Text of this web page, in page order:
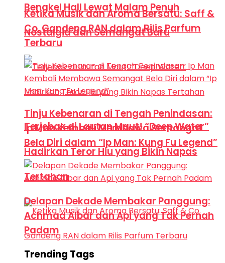
Bengkel Hall Lewat Malam Penuh
Nostalgia dan Semangat Baru
Terjebak di Lautan Maut! “Deep Water”
Hadirkan Teror Hiu yang Bikin Napas
Tertahan
Ketika Musik dan Aroma Bersatu: Saff &
Co. Gandeng RAN dalam Rilis Parfum
Terbaru
Tinju Kebenaran di Tengah Penindasan:
Ip Man Kembali Membawa Semangat
Bela Diri dalam “Ip Man: Kung Fu Legend”
Delapan Dekade Membakar Panggung:
Achmad Albar dan Api yang Tak Pernah
Padam
Trending Tags